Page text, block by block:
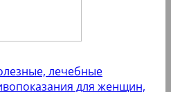
лечебные
для женщин,